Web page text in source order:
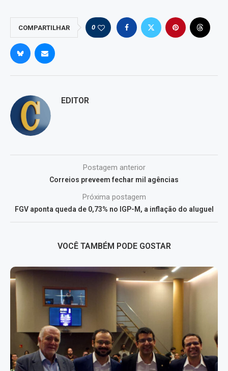
COMPARTILHAR 0
EDITOR
Postagem anterior
Correios preveem fechar mil agências
Próxima postagem
FGV aponta queda de 0,73% no IGP-M, a inflação do aluguel
VOCÊ TAMBÉM PODE GOSTAR